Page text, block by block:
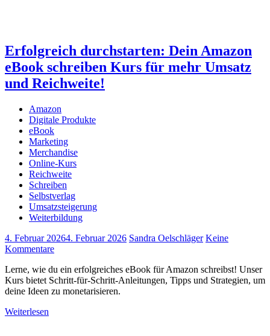
Erfolgreich durchstarten: Dein Amazon
eBook schreiben Kurs für mehr Umsatz
und Reichweite!
Amazon
Digitale Produkte
eBook
Marketing
Merchandise
Online-Kurs
Reichweite
Schreiben
Selbstverlag
Umsatzsteigerung
Weiterbildung
4. Februar 20264. Februar 2026 Sandra Oelschläger Keine
Kommentare
Lerne, wie du ein erfolgreiches eBook für Amazon schreibst! Unser
Kurs bietet Schritt-für-Schritt-Anleitungen, Tipps und Strategien, um
deine Ideen zu monetarisieren.
Weiterlesen